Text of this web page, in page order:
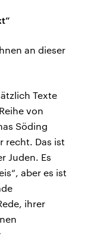
an dieser
Texte
von
Söding
recht. Das ist
Juden. Es
aber es ist
ihrer